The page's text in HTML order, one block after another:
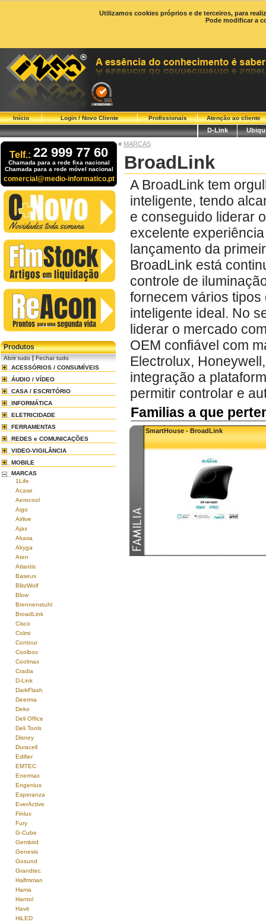
Utilizamos cookies próprios e de terceiros, para
Pode modificar a
Início Login / Novo Cliente Profissionais Atenção ao cliente
D-Link
Telf.: 22 999 77 60
Chamada para a rede fixa nacional
Chamada para a rede móvel nacional
comercial@medio-informatico.pt
Produtos
Abrir tudo|Fechar tudo
ACESSÓRIOS / CONSUMÍVEIS
ÁUDIO / VÍDEO
CASA / ESCRITÓRIO
INFORMÁTICA
ELETRICIDADE
FERRAMENTAS
REDES e COMUNICAÇÕES
VIDEO-VIGILÂNCIA
MOBILE
MARCAS
1Life
Acase
Aerocool
Aigo
Airlive
Ajax
Akasa
Akyga
Aten
Atlantis
Baseus
BlitzWolf
Blow
Brennenstuhl
BroadLink
Cisco
Colmi
Contour
Coolbox
Coolmax
Cradia
D-Link
DarkFlash
Deerma
Deko
Deli Office
Deli Tools
Disney
Duracell
Edifier
EMTEC
Enermax
Engenius
Esperanza
EverActive
Finlux
Fury
G-Cube
Gembird
Genesis
Gosund
Grandtec
Halfmman
Hama
Hantol
Havit
HiLED
« MARCAS
BroadLink
A BroadLink tem
inteligente, tendo
e conseguido liderar
excelente
lançamento da
BroadLink está
controle de
fornecem vários
inteligente ideal. No
liderar o mercado
OEM confiável com
Electrolux,
integração a
permitir controlar e
Familias a que
SmartHouse - BroadLink